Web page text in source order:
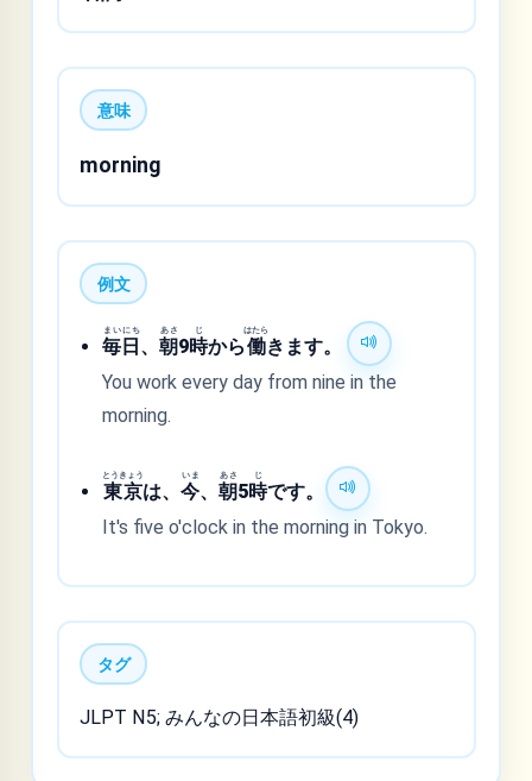
意味
morning
例文
毎日
まいにち
、朝
あさ
9時
じ
から働
はたら
きます。
You work every day from nine in the
morning.
東京
とうきょう
は、今
いま
、朝
あさ
5時
じ
です。
It's five o'clock in the morning in Tokyo.
タグ
JLPT N5; みんなの日本語初級(4)